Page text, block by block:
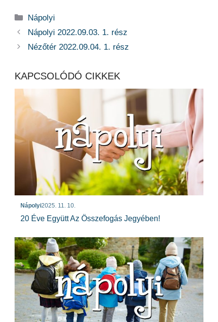
Kategória
Nápolyi
Nápolyi 2022.09.03. 1. rész
Nézőtér 2022.09.04. 1. rész
KAPCSOLÓDÓ CIKKEK
Nápolyi2025. 11. 10.
20 Éve Együtt Az Összefogás Jegyében!